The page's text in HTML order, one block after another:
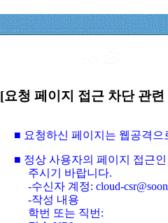
[요청 페이지 접근 차단 관
■ 요청하신 페이지는 웹공격
■ 정상 사용자의 페이지 접근
주시기 바랍니다.
-수신자 계정: cloud-
-작성 내용
학번 또는 직번: